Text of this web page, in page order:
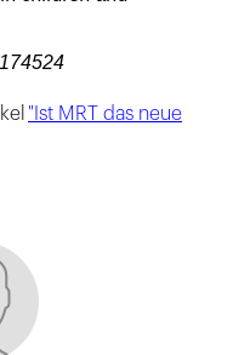
"Ist MRT das neue